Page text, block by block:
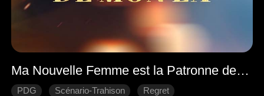
Ma Nouvelle Femme est la Patronne de mon Ex
PDG Scénario-Trahison
Regret